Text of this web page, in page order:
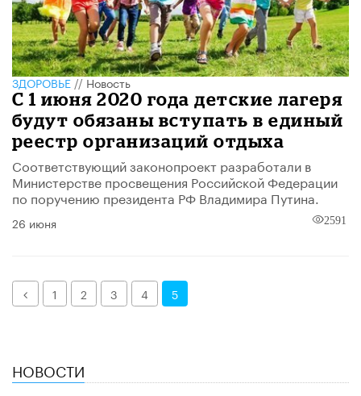
ЗДОРОВЬЕ//Новость
С 1 июня 2020 года детские лагеря
будут обязаны вступать в единый
реестр организаций отдыха
Соответствующий законопроект разработали в
Министерстве просвещения Российской Федерации
по поручению президента РФ Владимира Путина.
26 июня 2591
Назад1 2 3 4 5
НОВОСТИ